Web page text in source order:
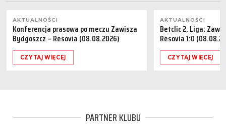
AKTUALNOŚCI
Konferencja prasowa po meczu Zawisza
Bydgoszcz – Resovia (08.08.2026)
CZYTAJ WIĘCEJ
AKTUALNOŚCI
Betclic 2. Liga:
Resovia 1:0
CZYTAJ WIĘCEJ
PARTNER KLUBU